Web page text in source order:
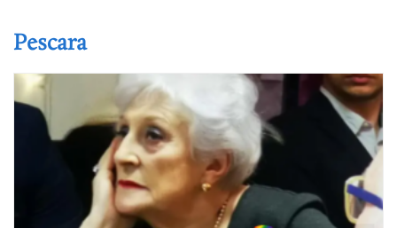
Pescara